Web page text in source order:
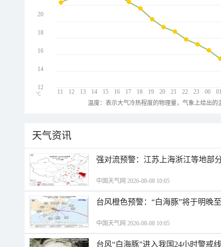
11 12 13 14 15 16 17 18 19 20 21 22 23 00
20
18
16
14
12
℃
温度：表示大气冷热程度的物理量，气象上给出
天气资讯
强对流预警：江苏上海浙江等地部
中国天气网 2026-08-08 10:05
台风橙色预警：“白海豚”将于明晚
中国天气网 2026-08-08 10:05
台风“白海豚”进入我国24小时警戒